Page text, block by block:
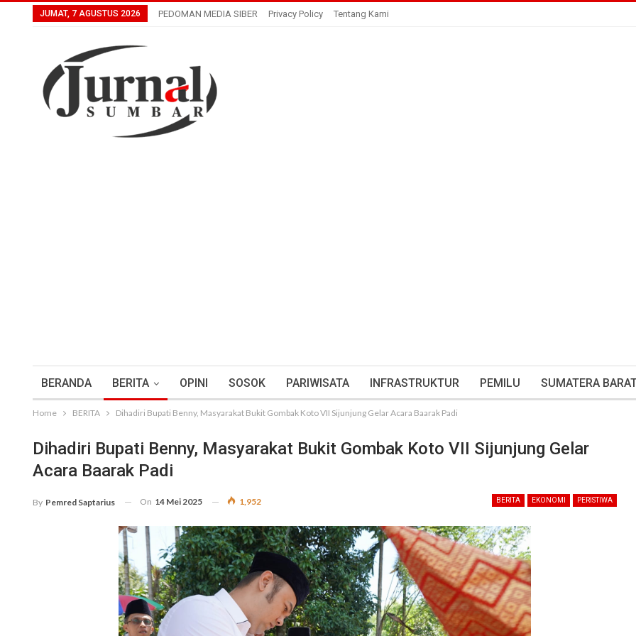
JUMAT, 7 AGUSTUS 2026 PEDOMAN MEDIA SIBER Privacy Policy Tentang Kami
BERANDA BERITA OPINI SOSOK PARIWISATA INFRASTRUKTUR PEMILU SUMATERA
Home BERITA Dihadiri Bupati Benny, Masyarakat Bukit Gombak Koto VII Sijunjung Gelar Acara Baarak Padi
Dihadiri Bupati Benny, Masyarakat Bukit Gombak Koto VII Sijunjung Gelar
Acara Baarak Padi
BERITA EKONOMI PERISTIWA
By Pemred Saptarius On 14 Mei 2025 1,952